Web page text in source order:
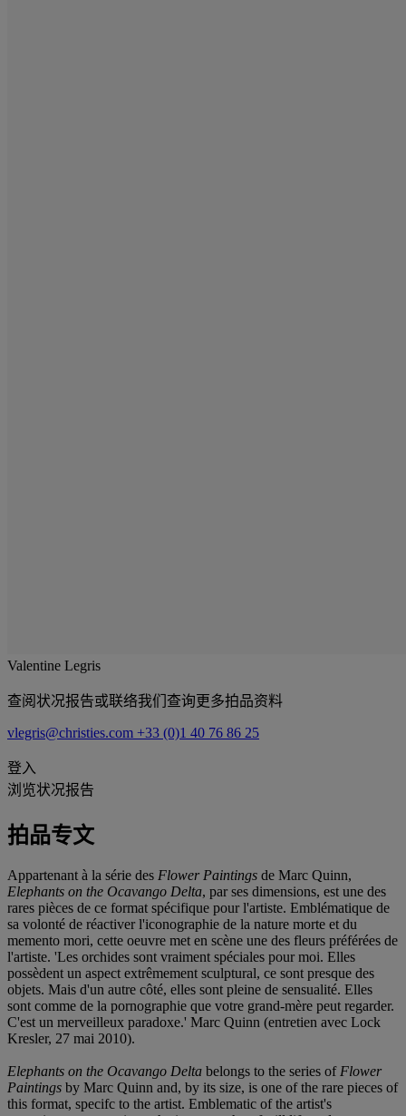
Valentine Legris
查阅状况报告或联络我们查询更多拍品资料
vlegris@christies.com +33 (0)1 40 76 86 25
登入
浏览状况报告
拍品专文
Appartenant à la série des Flower Paintings de Marc Quinn,
Elephants on the Ocavango Delta, par ses dimensions, est une des
rares pièces de ce format spécifique pour l'artiste. Emblématique de
sa volonté de réactiver l'iconographie de la nature morte et du
memento mori, cette oeuvre met en scène une des fleurs préférées de
l'artiste. 'Les orchides sont vraiment spéciales pour moi. Elles
possèdent un aspect extrêmement sculptural, ce sont presque des
objets. Mais d'un autre côté, elles sont pleine de sensualité. Elles
sont comme de la pornographie que votre grand-mère peut regarder.
C'est un merveilleux paradoxe.' Marc Quinn (entretien avec Lock
Kresler, 27 mai 2010).
Elephants on the Ocavango Delta belongs to the series of Flower
Paintings by Marc Quinn and, by its size, is one of the rare pieces of
this format, specifc to the artist. Emblematic of the artist's